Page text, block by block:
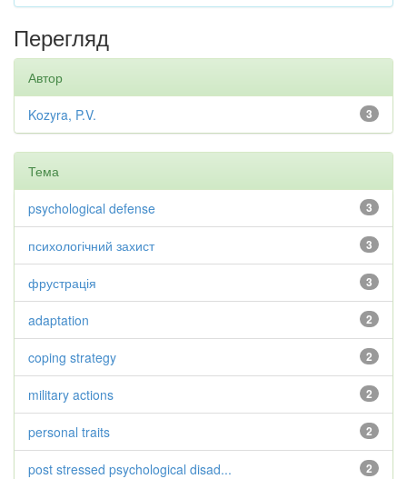
Перегляд
Автор
3
Kozyra, P.V.
Тема
3
psychological defense
3
психологічний захист
3
фрустрація
2
adaptation
2
coping strategy
2
military actions
2
personal traits
2
post stressed psychological disad...